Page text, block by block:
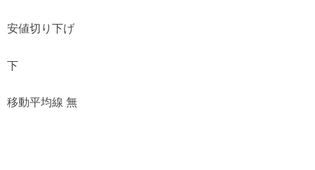
安値切り下げ
下
移動平均線 無